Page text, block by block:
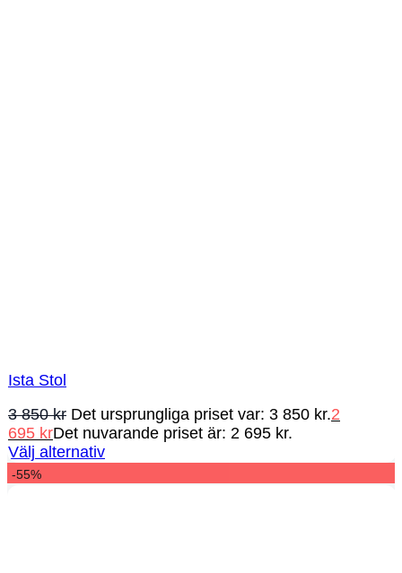
Ista Stol
3 850kr Det ursprungliga priset var: 3 850 kr.2
695 krDet nuvarande priset är: 2 695 kr.
Välj alternativ
-55%